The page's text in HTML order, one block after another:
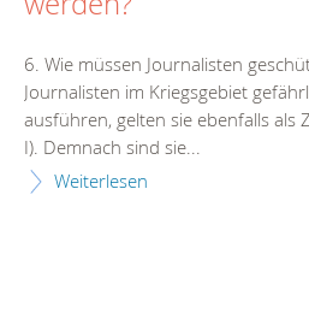
6. Wie müssen Journalisten
Journalisten im Kriegsgebiet
ausführen, gelten sie ebenfalls als
I). Demnach sind sie...
Weiterlesen